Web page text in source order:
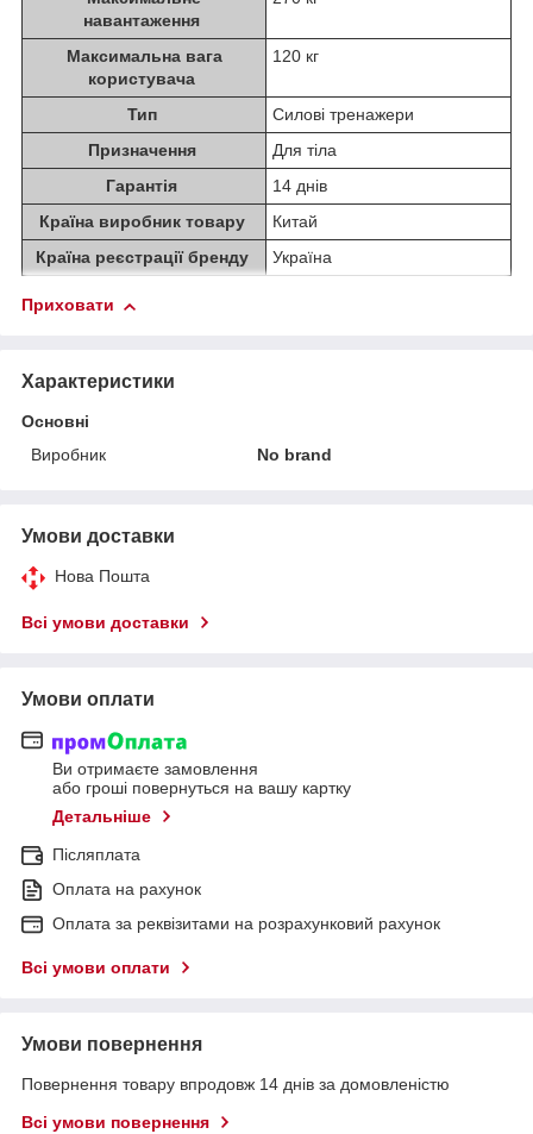
навантаження
Максимальна вага
користувача
120 кг
Тип
Силові тренажери
Призначення
Для тіла
Гарантія
14 днів
Країна виробник товару
Китай
Країна реєстрації бренду
Україна
Приховати
Характеристики
Основні
Виробник
No brand
Умови доставки
Нова Пошта
Всі умови доставки
Умови оплати
Ви отримаєте замовлення
або гроші повернуться на вашу картку
Детальніше
Післяплата
Оплата на рахунок
Оплата за реквізитами на розрахунковий рахунок
Всі умови оплати
Умови повернення
Повернення товару впродовж 14 днів за домовленістю
Всі умови повернення